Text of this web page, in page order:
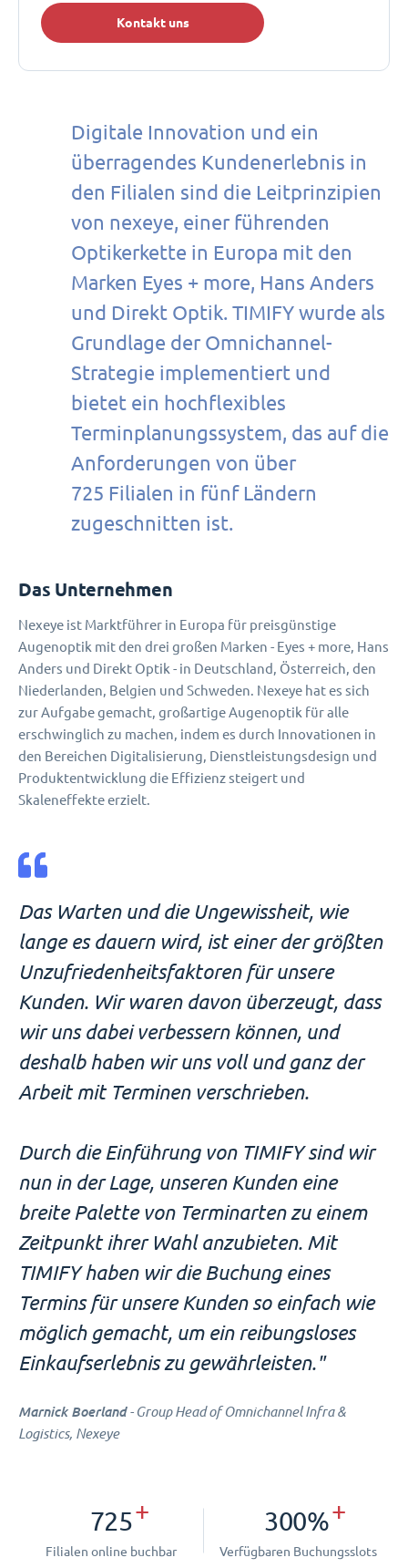
Kontakt uns
Digitale Innovation und ein
überragendes Kundenerlebnis in
den Filialen sind die Leitprinzipien
von nexeye, einer führenden
Optikerkette in Europa mit den
Marken Eyes + more, Hans Anders
und Direkt Optik. TIMIFY wurde als
Grundlage der Omnichannel-
Strategie implementiert und
bietet ein hochflexibles
Terminplanungssystem, das auf die
Anforderungen von über
725 Filialen in fünf Ländern
zugeschnitten ist.
Das Unternehmen
Nexeye ist Marktführer in Europa für preisgünstige
Augenoptik mit den drei großen Marken - Eyes + more, Hans
Anders und Direkt Optik - in Deutschland, Österreich, den
Niederlanden, Belgien und Schweden. Nexeye hat es sich
zur Aufgabe gemacht, großartige Augenoptik für alle
erschwinglich zu machen, indem es durch Innovationen in
den Bereichen Digitalisierung, Dienstleistungsdesign und
Produktentwicklung die Effizienz steigert und
Skaleneffekte erzielt.
Das Warten und die Ungewissheit, wie
lange es dauern wird, ist einer der größten
Unzufriedenheitsfaktoren für unsere
Kunden. Wir waren davon überzeugt, dass
wir uns dabei verbessern können, und
deshalb haben wir uns voll und ganz der
Arbeit mit Terminen verschrieben.
Durch die Einführung von TIMIFY sind wir
nun in der Lage, unseren Kunden eine
breite Palette von Terminarten zu einem
Zeitpunkt ihrer Wahl anzubieten. Mit
TIMIFY haben wir die Buchung eines
Termins für unsere Kunden so einfach wie
möglich gemacht, um ein reibungsloses
Einkaufserlebnis zu gewährleisten."
Marnick Boerland- Group Head of Omnichannel Infra &
Logistics, Nexeye
725+
Filialen online buchbar
300%+
Verfügbaren Buchungsslots